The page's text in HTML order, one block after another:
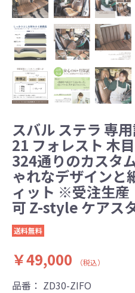
スバル ステラ 専
21 フォレスト 木
324通りのカスタ
ゃれなデザインと
ィット ※受注生産
可 Z-style ケアス
送料無料
￥49,000 （税込）
品番： ZD30-ZIFO